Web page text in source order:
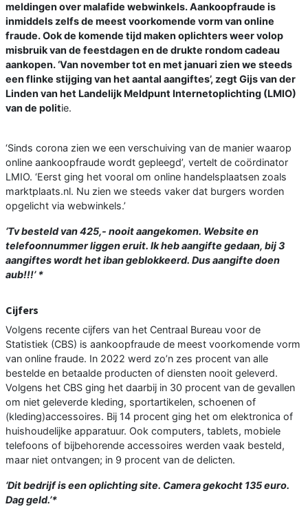
meldingen over malafide webwinkels. Aankoopfraude is
inmiddels zelfs de meest voorkomende vorm van online
fraude. Ook de komende tijd maken oplichters weer volop
misbruik van de feestdagen en de drukte rondom cadeau
aankopen. ‘Van november tot en met januari zien we steeds
een flinke stijging van het aantal aangiftes’, zegt Gijs van der
Linden van het Landelijk Meldpunt Internetoplichting (LMIO)
van de politie.
‘Sinds corona zien we een verschuiving van de manier waarop
online aankoopfraude wordt gepleegd’, vertelt de coördinator
LMIO. ‘Eerst ging het vooral om online handelsplaatsen zoals
marktplaats.nl. Nu zien we steeds vaker dat burgers worden
opgelicht via webwinkels.’
‘Tv besteld van 425,- nooit aangekomen. Website en
telefoonnummer liggen eruit. Ik heb aangifte gedaan, bij 3
aangiftes wordt het iban geblokkeerd. Dus aangifte doen
aub!!!’ *
Cijfers
Volgens recente cijfers van het Centraal Bureau voor de
Statistiek (CBS) is aankoopfraude de meest voorkomende vorm
van online fraude. In 2022 werd zo’n zes procent van alle
bestelde en betaalde producten of diensten nooit geleverd.
Volgens het CBS ging het daarbij in 30 procent van de gevallen
om niet geleverde kleding, sportartikelen, schoenen of
(kleding)accessoires. Bij 14 procent ging het om elektronica of
huishoudelijke apparatuur. Ook computers, tablets, mobiele
telefoons of bijbehorende accessoires werden vaak besteld,
maar niet ontvangen; in 9 procent van de delicten.
‘Dit bedrijf is een oplichting site. Camera gekocht 135 euro.
Dag geld.’*